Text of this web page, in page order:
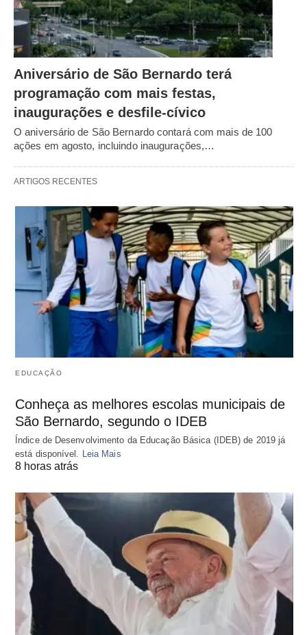
Aniversário de São Bernardo terá
programação com mais festas,
inaugurações e desfile-cívico
O aniversário de São Bernardo contará com mais de 100
ações em agosto, incluindo inaugurações,…
ARTIGOS RECENTES
EDUCAÇÃO
Conheça as melhores escolas municipais de
São Bernardo, segundo o IDEB
Índice de Desenvolvimento da Educação Básica (IDEB) de 2019 já
está disponível.
Leia Mais
8 horas atrás